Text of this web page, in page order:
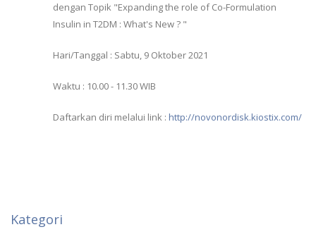
dengan Topik "Expanding the role of Co-Formulation
Insulin in T2DM : What's New ? "
Hari/Tanggal : Sabtu, 9 Oktober 2021
Waktu : 10.00 - 11.30 WIB
Daftarkan diri melalui link : http://novonordisk.kiostix.com/
Kategori